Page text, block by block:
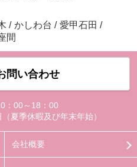
/ かしわ台 / 愛甲石田 /
間
問い合わせ
：00～18：00
夏季休暇及び年末年始）
会社概要